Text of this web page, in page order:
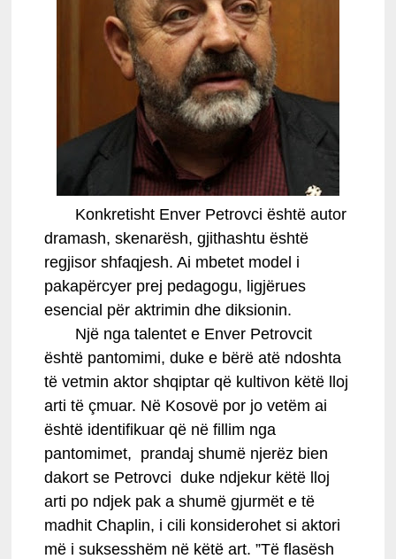
Konkretisht Enver Petrovci është autor
dramash, skenarësh, gjithashtu është
regjisor shfaqjesh. Ai mbetet model i
pakapërcyer prej pedagogu, ligjërues
esencial për aktrimin dhe diksionin.
Një nga talentet e Enver Petrovcit
është pantomimi, duke e bërë atë ndoshta
të vetmin aktor shqiptar që kultivon këtë lloj
arti të çmuar. Në Kosovë por jo vetëm ai
është identifikuar që në fillim nga
pantomimet, prandaj shumë njerëz bien
dakort se Petrovci duke ndjekur këtë lloj
arti po ndjek pak a shumë gjurmët e të
madhit Chaplin, i cili konsiderohet si aktori
më i suksesshëm në këtë art. ”Të flasësh